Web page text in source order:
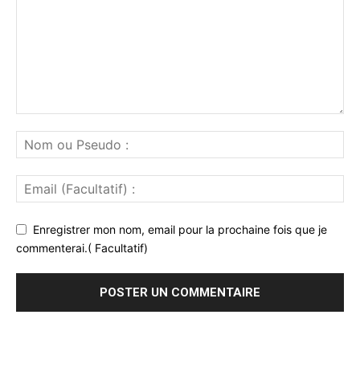
Enregistrer mon nom, email pour la prochaine fois que je
commenterai.( Facultatif)